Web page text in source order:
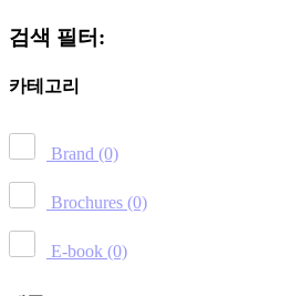
검색 필터:
카테고리
Brand (0)
Brochures (0)
E-book (0)